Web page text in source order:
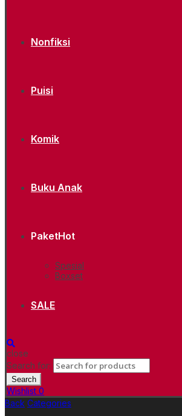
Nonfiksi
Puisi
Komik
Buku Anak
PaketHot
Spesial
Boxset
SALE
close
Search for:
Search
Wishlist 0
Back Categories